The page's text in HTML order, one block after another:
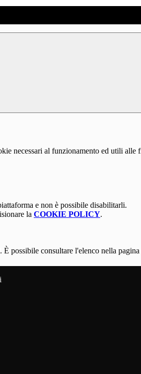
necessari al funzionamento ed utili alle
e non è possibile disabilitarli.
la COOKIE POLICY.
possibile consultare l'elenco nella